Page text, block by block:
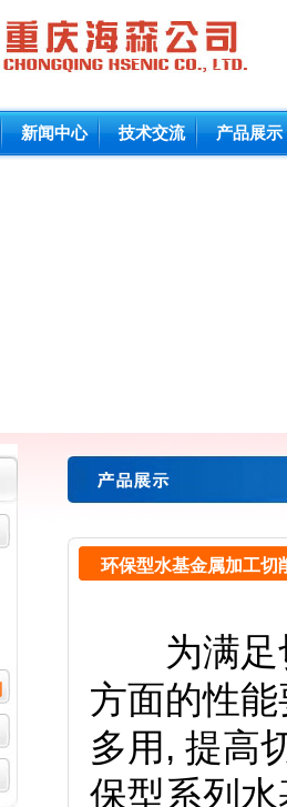
新闻中心 技术交流 产品展示
环保型水基金属加工切
为满足切
方面的性
多用, 提高
保型系列